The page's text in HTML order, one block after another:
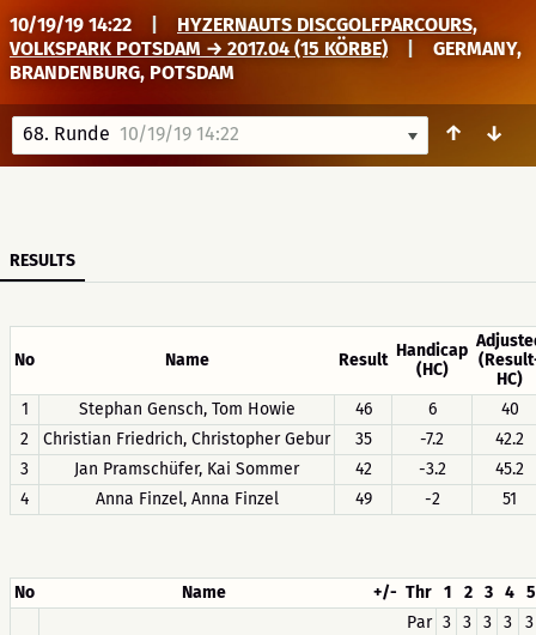
10/19/19 14:22
HYZERNAUTS DISCGOLFPARCOURS,
VOLKSPARK POTSDAM → 2017.04 (15 KÖRBE)
GERMANY,
BRANDENBURG, POTSDAM
68. Runde 10/19/19 14:22 ↑ ↓
RESULTS
No Name Result Handicap
(HC)
HC)
1
Stephan Gensch, Tom Howie 46 6
40
2
Christian Friedrich, Christopher Gebur 35 -7.2
42.2
3
Jan Pramschüfer, Kai Sommer 42 -3.2
45.2
4
Anna Finzel, Anna Finzel 49 -2 51
No Name +/- Thr 1 2 3 4 5
Par 3 3 3 3
3